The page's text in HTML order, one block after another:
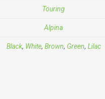
Touring
Alpina
Black, White, Brown, Green, Lilac